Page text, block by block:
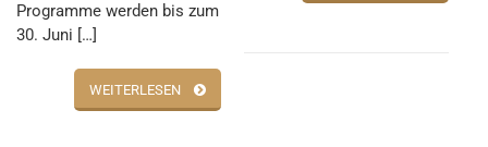
Programme werden bis zum
30. Juni […]
WEITERLESEN